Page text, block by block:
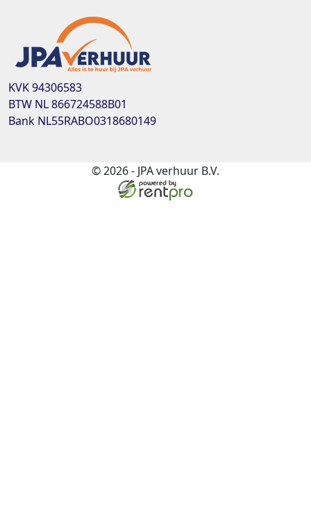
KVK94306583
BTW NL 866724588B01
Bank NL55RABO0318680149
© 2026 - JPA verhuur B.V.